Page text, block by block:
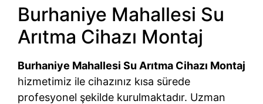
Burhaniye Mahallesi Su
Arıtma Cihazı Montaj
Burhaniye Mahallesi Su Arıtma Cihazı Montaj
hizmetimiz ile cihazınız kısa sürede
profesyonel şekilde kurulmaktadır. Uzman